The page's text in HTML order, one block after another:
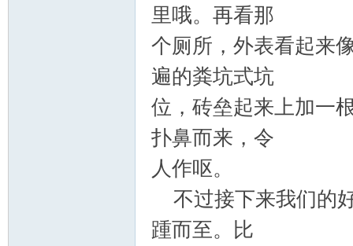
里哦。再看那
个厕所，外表看起来
遍的粪坑式坑
位，砖垒起来上加一
扑鼻而来，令
人作呕。
不过接下来我们的
踵而至。比